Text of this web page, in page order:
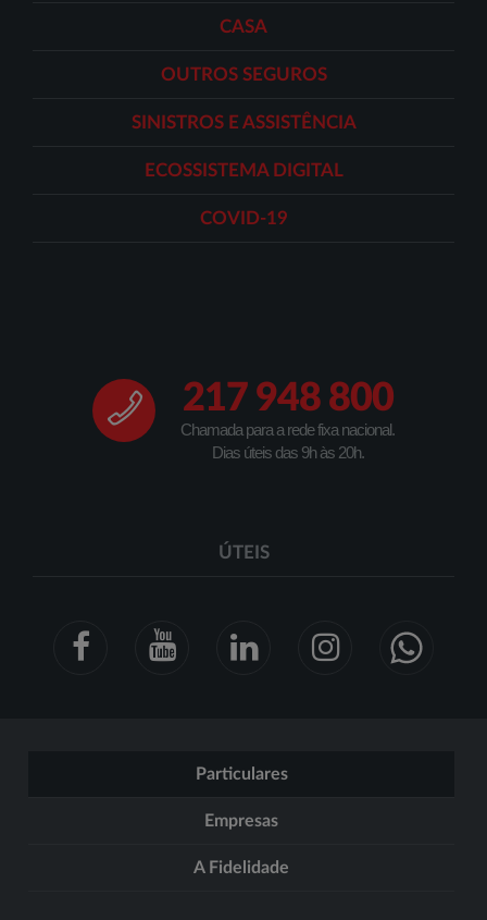
CASA
OUTROS SEGUROS
SINISTROS E ASSISTÊNCIA
ECOSSISTEMA DIGITAL
COVID-19
217 948 800
Chamada para a rede fixa nacional.
Dias úteis das 9h às 20h.
ÚTEIS
Particulares
Empresas
A Fidelidade